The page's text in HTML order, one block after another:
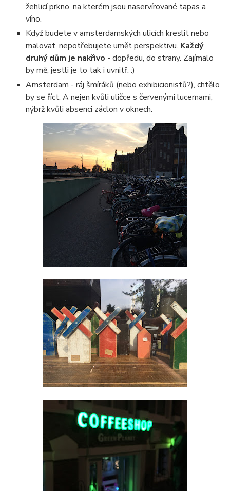
žehlicí prkno, na kterém jsou naservírované tapas a
víno.
Když budete v amsterdamských ulicích kreslit nebo
malovat, nepotřebujete umět perspektivu. Každý
druhý dům je nakřivo - dopředu, do strany. Zajímalo
by mě, jestli je to tak i uvnitř. :)
Amsterdam - ráj šmíráků (nebo exhibicionistů?), chtělo
by se říct. A nejen kvůli uličce s červenými lucernami,
nýbrž kvůli absenci záclon v oknech.